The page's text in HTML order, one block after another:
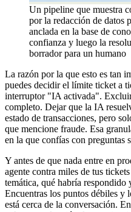
Un pipeline que muestra
por la redacción de datos
anclada en la base de
confianza y luego la
borrador para un humano
La razón por la que esto es tan
puedes decidir el límite ticket a
interruptor "IA activada".
completo. Dejar que la IA
estado de transacciones, pero
que mencione fraude. Esa
en la que confías con preguntas
Y antes de que nada entre en
agente contra miles de tus
temática, qué habría
Encuentras los puntos débiles y
está cerca de la conversación.